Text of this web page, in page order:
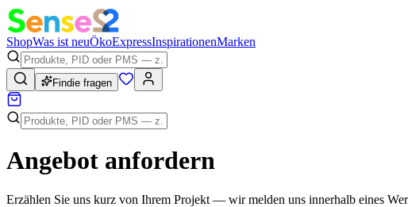
ShopWas ist neuÖkoExpressInspirationenMarken
Findie fragen
Angebot anfordern
Erzählen Sie uns kurz von Ihrem Projekt — wir melden uns innerhalb eines